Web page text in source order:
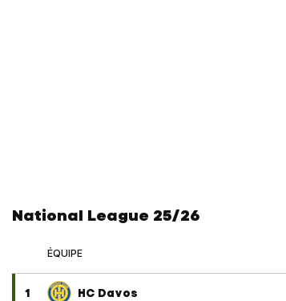
National League 25/26
ÉQUIPE
1 HC Davos